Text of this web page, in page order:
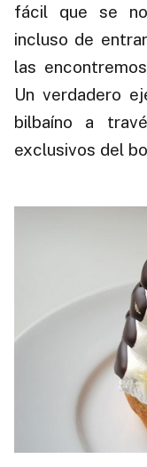
fácil que se
incluso de
las
Un verdadero
bilbaíno a
exclusivos del